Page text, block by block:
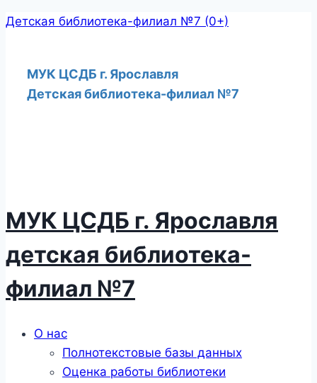
Перейти
Детская библиотека-филиал №7 (0+)
МУК ЦСДБ г. Ярославля
Детская библиотека-филиал №7
МУК ЦСДБ г. Ярославля
детская библиотека-
филиал №7
МенюО нас
Полнотекстовые базы данных
Оценка работы библиотеки